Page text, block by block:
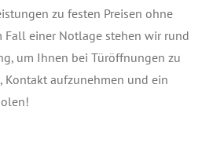
zu festen Preisen ohne
Fall einer Notlage stehen wir rund
um Ihnen bei Türöffnungen zu
Kontakt aufzunehmen und ein